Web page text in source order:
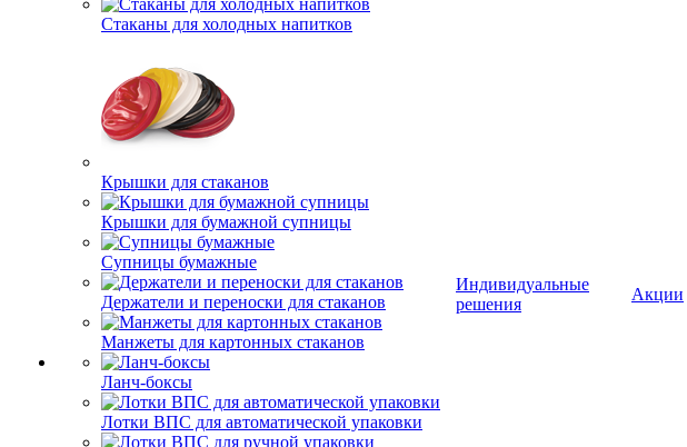
Стаканы для холодных напитков
Крышки для стаканов
Крышки для бумажной супницы
Супницы бумажные
Держатели и переноски для стаканов
Манжеты для картонных стаканов
Ланч-боксы
Лотки ВПС для автоматической упаковки
Индивидуальные
решения
Акции